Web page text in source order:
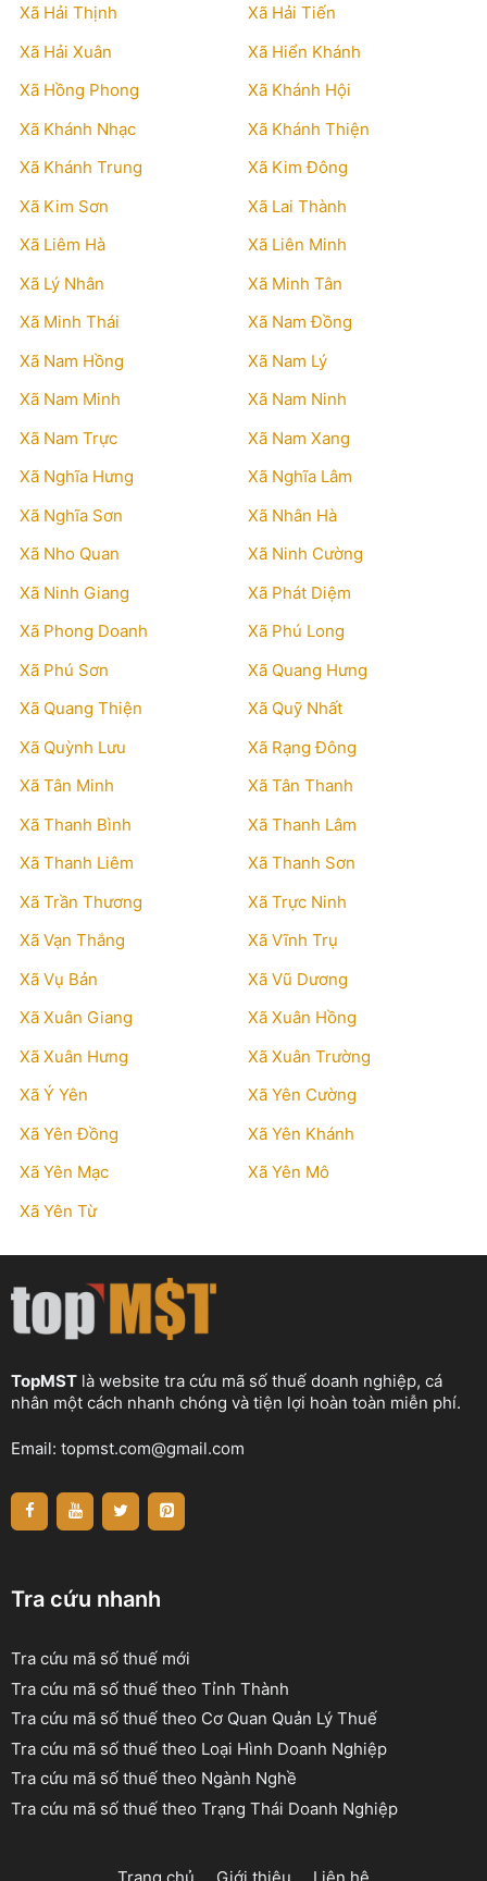
Xã Hải Thịnh
Xã Hải Tiến
Xã Hải Xuân
Xã Hiển Khánh
Xã Hồng Phong
Xã Khánh Hội
Xã Khánh Nhạc
Xã Khánh Thiện
Xã Khánh Trung
Xã Kim Đông
Xã Kim Sơn
Xã Lai Thành
Xã Liêm Hà
Xã Liên Minh
Xã Lý Nhân
Xã Minh Tân
Xã Minh Thái
Xã Nam Đồng
Xã Nam Hồng
Xã Nam Lý
Xã Nam Minh
Xã Nam Ninh
Xã Nam Trực
Xã Nam Xang
Xã Nghĩa Hưng
Xã Nghĩa Lâm
Xã Nghĩa Sơn
Xã Nhân Hà
Xã Nho Quan
Xã Ninh Cường
Xã Ninh Giang
Xã Phát Diệm
Xã Phong Doanh
Xã Phú Long
Xã Phú Sơn
Xã Quang Hưng
Xã Quang Thiện
Xã Quỹ Nhất
Xã Quỳnh Lưu
Xã Rạng Đông
Xã Tân Minh
Xã Tân Thanh
Xã Thanh Bình
Xã Thanh Lâm
Xã Thanh Liêm
Xã Thanh Sơn
Xã Trần Thương
Xã Trực Ninh
Xã Vạn Thắng
Xã Vĩnh Trụ
Xã Vụ Bản
Xã Vũ Dương
Xã Xuân Giang
Xã Xuân Hồng
Xã Xuân Hưng
Xã Xuân Trường
Xã Ý Yên
Xã Yên Cường
Xã Yên Đồng
Xã Yên Khánh
Xã Yên Mạc
Xã Yên Mô
Xã Yên Từ
TopMST là website tra cứu mã số thuế doanh nghiệp, cá
nhân một cách nhanh chóng và tiện lợi hoàn toàn miễn phí.
Email: topmst.com@gmail.com
Tra cứu nhanh
Tra cứu mã số thuế mới
Tra cứu mã số thuế theo Tỉnh Thành
Tra cứu mã số thuế theo Cơ Quan Quản Lý Thuế
Tra cứu mã số thuế theo Loại Hình Doanh Nghiệp
Tra cứu mã số thuế theo Ngành Nghề
Tra cứu mã số thuế theo Trạng Thái Doanh Nghiệp